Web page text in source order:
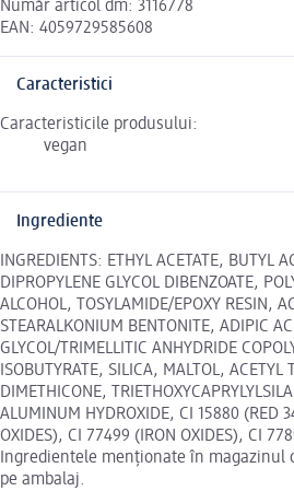
Număr articol dm: 3116778
EAN: 4059729585608
Caracteristici
Caracteristicile produsului:
vegan
Ingrediente
INGREDIENTS: ETHYL ACETATE, BUTYL
DIPROPYLENE GLYCOL DIBENZOATE,
ALCOHOL, TOSYLAMIDE/EPOXY RESIN,
STEARALKONIUM BENTONITE, ADIPIC
GLYCOL/TRIMELLITIC ANHYDRIDE
ISOBUTYRATE, SILICA, MALTOL, ACETYL
DIMETHICONE,
ALUMINUM HYDROXIDE, CI 15880 (RED
OXIDES), CI 77499 (IRON OXIDES), CI
Ingredientele menționate în magazinul
pe ambalaj.